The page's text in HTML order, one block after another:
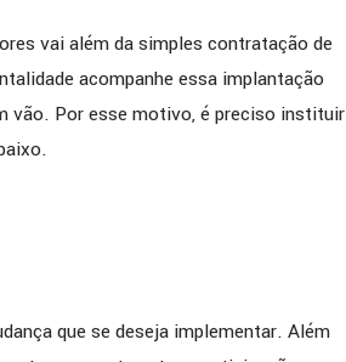
vai além da simples contratação de
acompanhe essa implantação
vão. Por esse motivo, é preciso instituir
que se deseja implementar. Além